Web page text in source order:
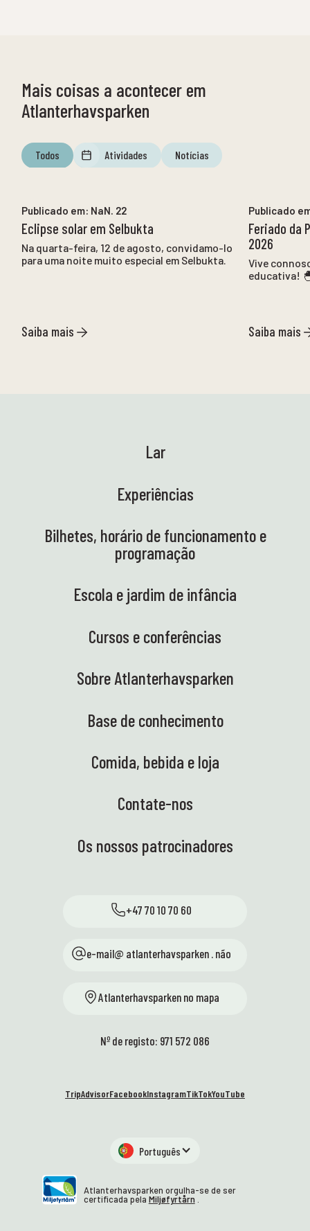
Mais coisas a acontecer em
Atlanterhavsparken
Todos Atividades Notícias
Publicado em: NaN. 22
Eclipse solar em Selbukta
Na quarta-feira, 12 de agosto, convidamo-lo
para uma noite muito especial em Selbukta.
Saiba mais
Publicado
Feriado da
2026
Vive
educativa!
Saiba mais
Lar
Experiências
Bilhetes, horário de funcionamento e
programação
Escola e jardim de infância
Cursos e conferências
Sobre Atlanterhavsparken
Base de conhecimento
Comida, bebida e loja
Contate-nos
Os nossos patrocinadores
+47 70 10 70 60
e-mail@ atlanterhavsparken . não
Atlanterhavsparken no mapa
Nº de registo: 971 572 086
TripAdvisorFacebookInstagramTikTokYouTube
Português
Atlanterhavsparken orgulha-se de ser
certificada pela Miljøfyrtårn.